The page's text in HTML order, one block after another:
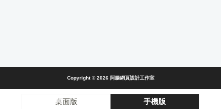
Copyright © 2026 阿腸網頁設計工作室
桌面版 手機版